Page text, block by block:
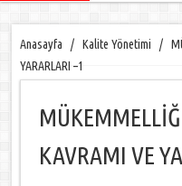
Anasayfa / Kalite Yönetimi /
YARARLARI –1
KAVRAMI VE